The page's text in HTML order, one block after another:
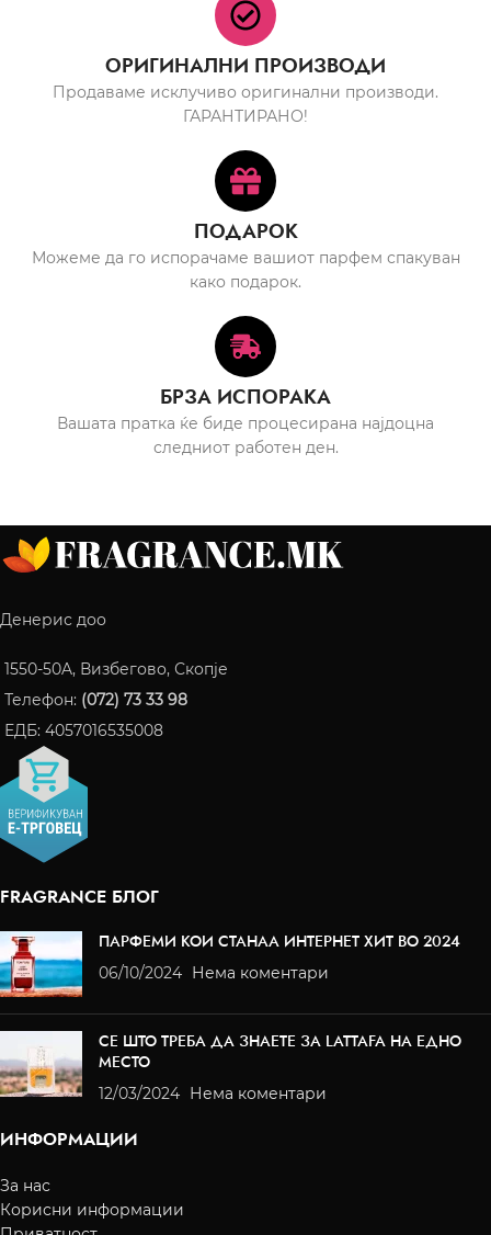
ОРИГИНАЛНИ ПРОИЗВОДИ
Продаваме исклучиво оригинални производи.
ГАРАНТИРАНО!
ПОДАРОК
Можеме да го испорачаме вашиот парфем спакуван
како подарок.
БРЗА ИСПОРАКА
Вашата пратка ќе биде процесирана најдоцна
следниот работен ден.
Денерис доо
1550-50A, Визбегово, Скопје
Телефон: (072) 73 33 98
ЕДБ: 4057016535008
FRAGRANCE БЛОГ
ПАРФЕМИ КОИ СТАНАА ИНТЕРНЕТ ХИТ ВО 2024
06/10/2024 Нема коментари
СЕ ШТО ТРЕБА ДА ЗНАЕТЕ ЗА LATTAFA НА ЕДНО
МЕСТО
12/03/2024 Нема коментари
ИНФОРМАЦИИ
За нас
Корисни информации